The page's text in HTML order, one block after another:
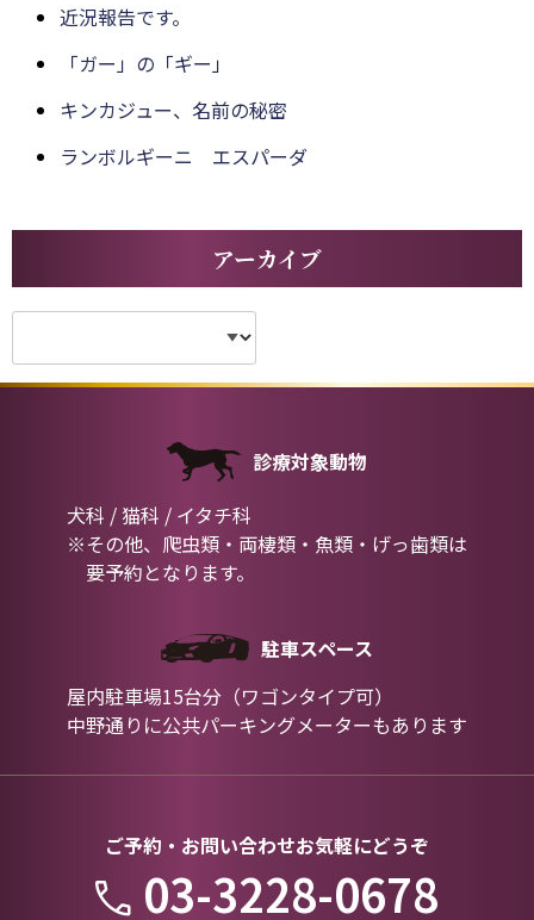
近況報告です。
「ガー」の「ギー」
キンカジュー、名前の秘密
ランボルギーニ エスパーダ
アーカイブ
診療対象動物
犬科 / 猫科 / イタチ科
※その他、爬虫類・両棲類・魚類・げっ歯類は
要予約となります。
駐車スペース
屋内駐車場15台分（ワゴンタイプ可）
中野通りに公共パーキングメーターもあります
ご予約・お問い合わせお気軽にどうぞ
03-3228-0678